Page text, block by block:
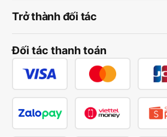
Trở thành đối tác
Đối tác thanh toán